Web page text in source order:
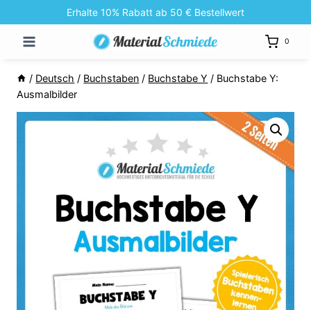
Inhalt
springen
Erhalte 10% Rabatt ab 50 € Bestellwert
0
/ Deutsch / Buchstaben / Buchstabe Y / Buchstabe Y:
Ausmalbilder